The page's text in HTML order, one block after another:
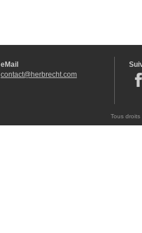
eMail
contact@herbrecht.com
Tous